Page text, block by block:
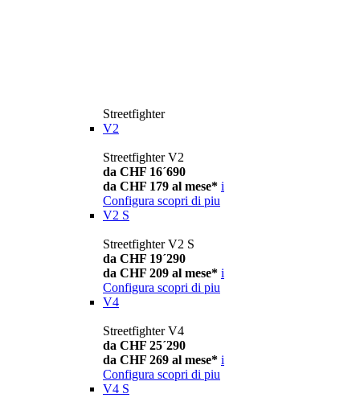
Streetfighter
V2
Streetfighter V2
da CHF 16´690
da CHF 179 al mese* i
Configura scopri di piu
V2 S
Streetfighter V2 S
da CHF 19´290
da CHF 209 al mese* i
Configura scopri di piu
V4
Streetfighter V4
da CHF 25´290
da CHF 269 al mese* i
Configura scopri di piu
V4 S